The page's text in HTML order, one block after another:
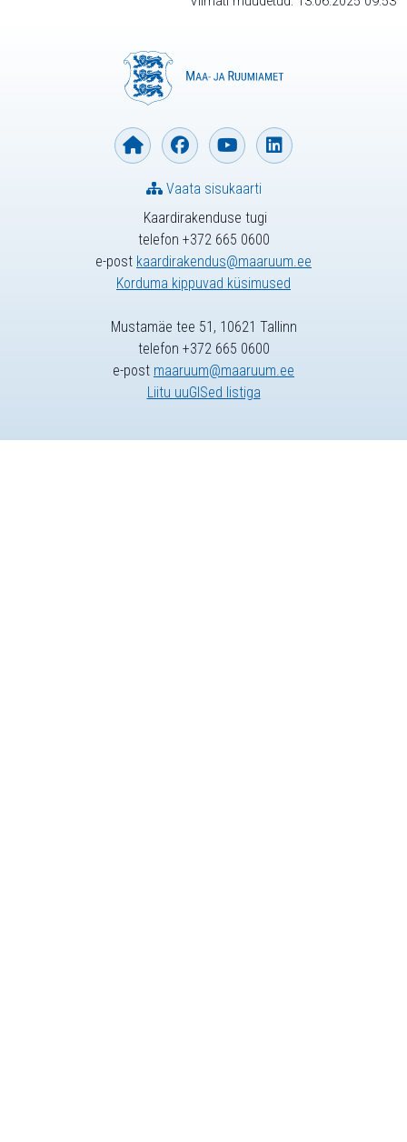
Kaardirakenduse tugi
telefon +372 665 0600
e-post kaardirakendus@maaruum.ee
Korduma kippuvad küsimused
Vaata sisukaarti
Mustamäe tee 51, 10621 Tallinn
telefon +372 665 0600
e-post maaruum@maaruum.ee
Liitu uuGISed listiga